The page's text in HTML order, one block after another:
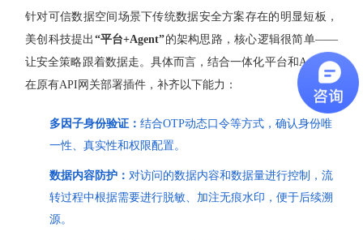
针对可信数据空间场景下传统数据安全方案存在的明显短板，
美创科技提出 “平台+Agent”的架构思路，核心逻辑很简单——
让安全策略跟着数据走。具体而言，结合一体化平台和Agent，
在原有API网关部署插件，补齐以下能力：
多因子身份验证：结合OTP动态口令等方式，确认身份唯
一性、真实性和权限配置。
数据内容防护：对访问的数据内容和数据量进行控制，流
转过程中根据需要进行脱敏、加注无痕水印 ，便于后续溯
源。